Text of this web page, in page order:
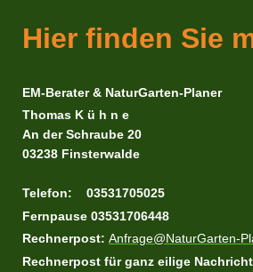
Hier finden Sie
EM-Berater & NaturGarten-Planer
Thomas K ü h n e
An der Schraube 20
03238 Finsterwalde
Telefon: 03531705025
Fernpause 03531706448
Rechnerpost: Anfrage@NaturGarten-
Rechnerpost für ganz eilige